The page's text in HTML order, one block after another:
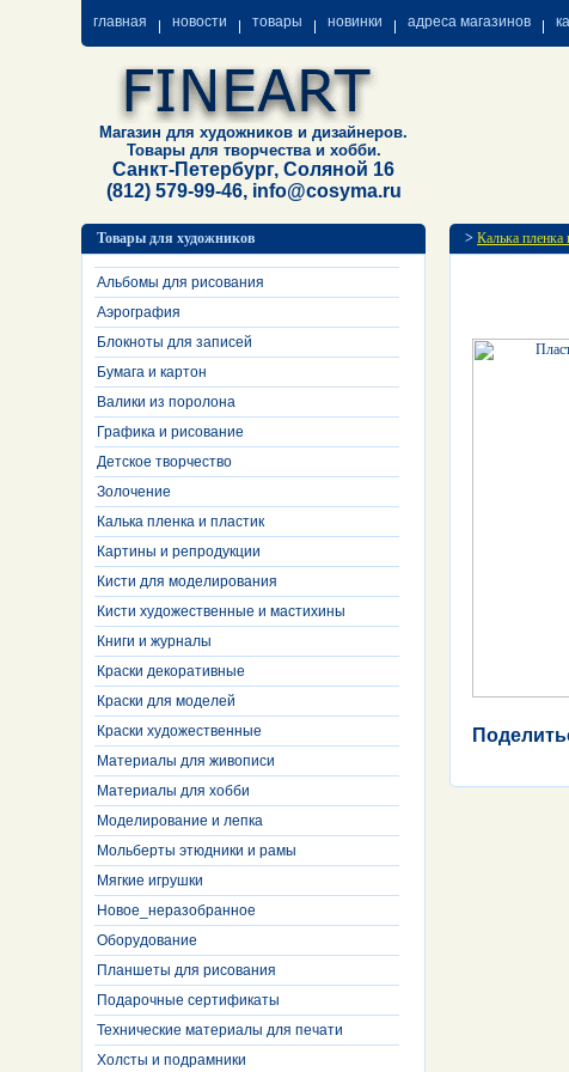
главная новости товары новинки адреса магазинов
Магазин для художников и дизайнеров.
Товары для творчества и хобби.
Санкт-Петербург, Соляной 16
(812) 579-99-46, info@cosyma.ru
Товары для художников
Альбомы для рисования
Аэрография
Блокноты для записей
Бумага и картон
Валики из поролона
Графика и рисование
Детское творчество
Золочение
Калька пленка и пластик
Картины и репродукции
Кисти для моделирования
Кисти художественные и мастихины
Книги и журналы
Краски декоративные
Краски для моделей
Краски художественные
Материалы для живописи
Материалы для хобби
Моделирование и лепка
Мольберты этюдники и рамы
Мягкие игрушки
Новое_неразобранное
Оборудование
Планшеты для рисования
Подарочные сертификаты
Технические материалы для печати
Холсты и подрамники
> Калька пленка